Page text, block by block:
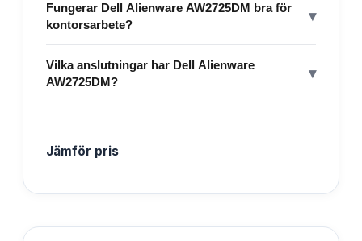
Fungerar Dell Alienware AW2725DM bra för
kontorsarbete?
▾
Vilka anslutningar har Dell Alienware
AW2725DM?
▾
Jämför pris